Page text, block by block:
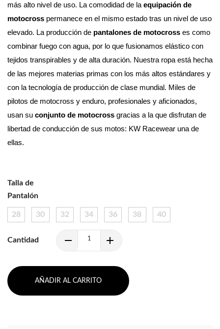
más alto nivel de uso. La comodidad de la equipación de
motocross permanece en el mismo estado tras un nivel de uso
elevado. La producción de pantalones de motocross es como
combinar fuego con agua, por lo que fusionamos elástico con
tejidos transpirables y de alta duración. Nuestra ropa está hecha
de las mejores materias primas con los más altos estándares y
con la tecnología de producción de clase mundial. Miles de
pilotos de motocross y enduro, profesionales y aficionados,
usan su conjunto de motocross gracias a la que disfrutan de
libertad de conducción de sus motos: KW Racewear una de
ellas.
Talla de
Pantalón
28 30 32 34 36 38 40
Cantidad
AÑADIR AL CARRITO